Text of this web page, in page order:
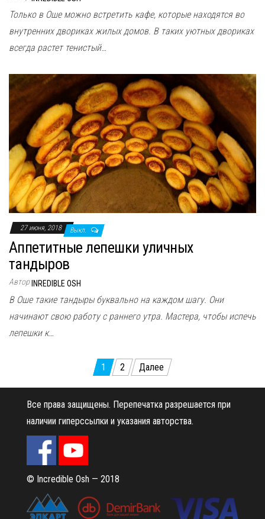
Только в Оше можно встретить кафе, которые находятся во
внутренних двориках жилых домов. В таких уютных двориках
всегда растет тенистый…
27 июня, 2018 Выкл.
Аппетитные лепешки уличных
тандыров
Автор INREDIBLE OSH
В Оше такие тандыры буквально на каждом шагу. Они
начинают свою работу с раннего утра. Мастера, чтобы испечь
лепешки к…
записей
1 2 Далее
Все права защищены. Перепечатка разрешается при
наличии гиперссылки и указания авторства.
© Incredible Osh — 2018